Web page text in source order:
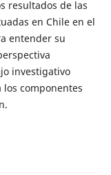
resultados de las
en Chile en el
entender su
investigativo
componentes